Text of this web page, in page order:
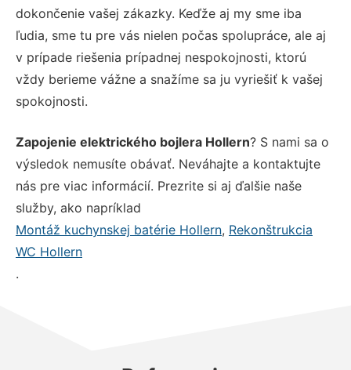
dokončenie vašej zákazky. Keďže aj my sme iba
ľudia, sme tu pre vás nielen počas spolupráce, ale aj
v prípade riešenia prípadnej nespokojnosti, ktorú
vždy berieme vážne a snažíme sa ju vyriešiť k vašej
spokojnosti.
Zapojenie elektrického bojlera Hollern? S nami sa o
výsledok nemusíte obávať. Neváhajte a kontaktujte
nás pre viac informácií. Prezrite si aj ďalšie naše
služby, ako napríklad
Montáž kuchynskej batérie Hollern, Rekonštrukcia
WC Hollern
.